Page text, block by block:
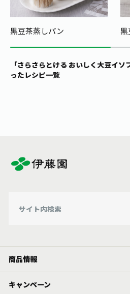
黒豆茶蒸しパン 黒
「さらさらとける おいしく大豆イ
ったレシピ一覧
商品情報
キャンペーン